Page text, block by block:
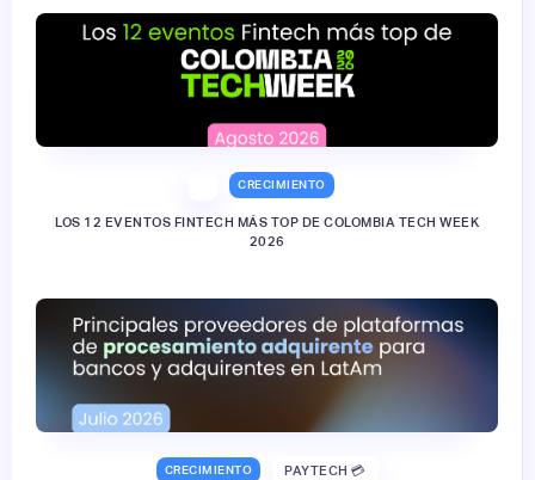
CRECIMIENTO
LOS 12 EVENTOS FINTECH MÁS TOP DE COLOMBIA TECH WEEK
2026
CRECIMIENTO PAYTECH 💳